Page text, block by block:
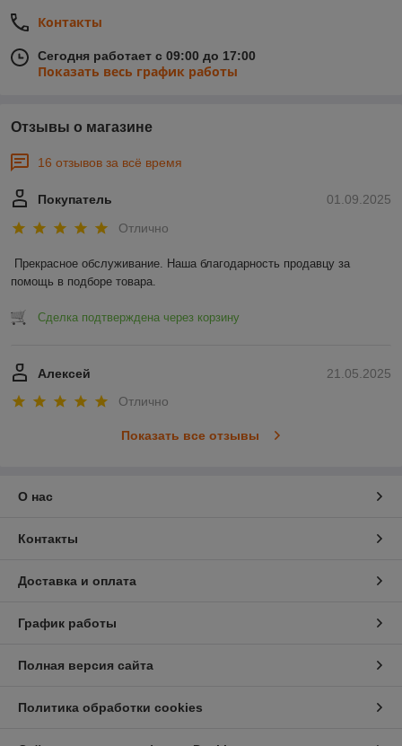
Контакты
Сегодня работает с 09:00 до 17:00
Показать весь график работы
Отзывы о магазине
16 отзывов за всё время
01.09.2025
Покупатель
Отлично
Прекрасное обслуживание. Наша благодарность продавцу за
помощь в подборе товара.
Сделка подтверждена через корзину
21.05.2025
Алексей
Отлично
Показать все отзывы
О нас
Контакты
Доставка и оплата
График работы
Полная версия сайта
Политика обработки cookies